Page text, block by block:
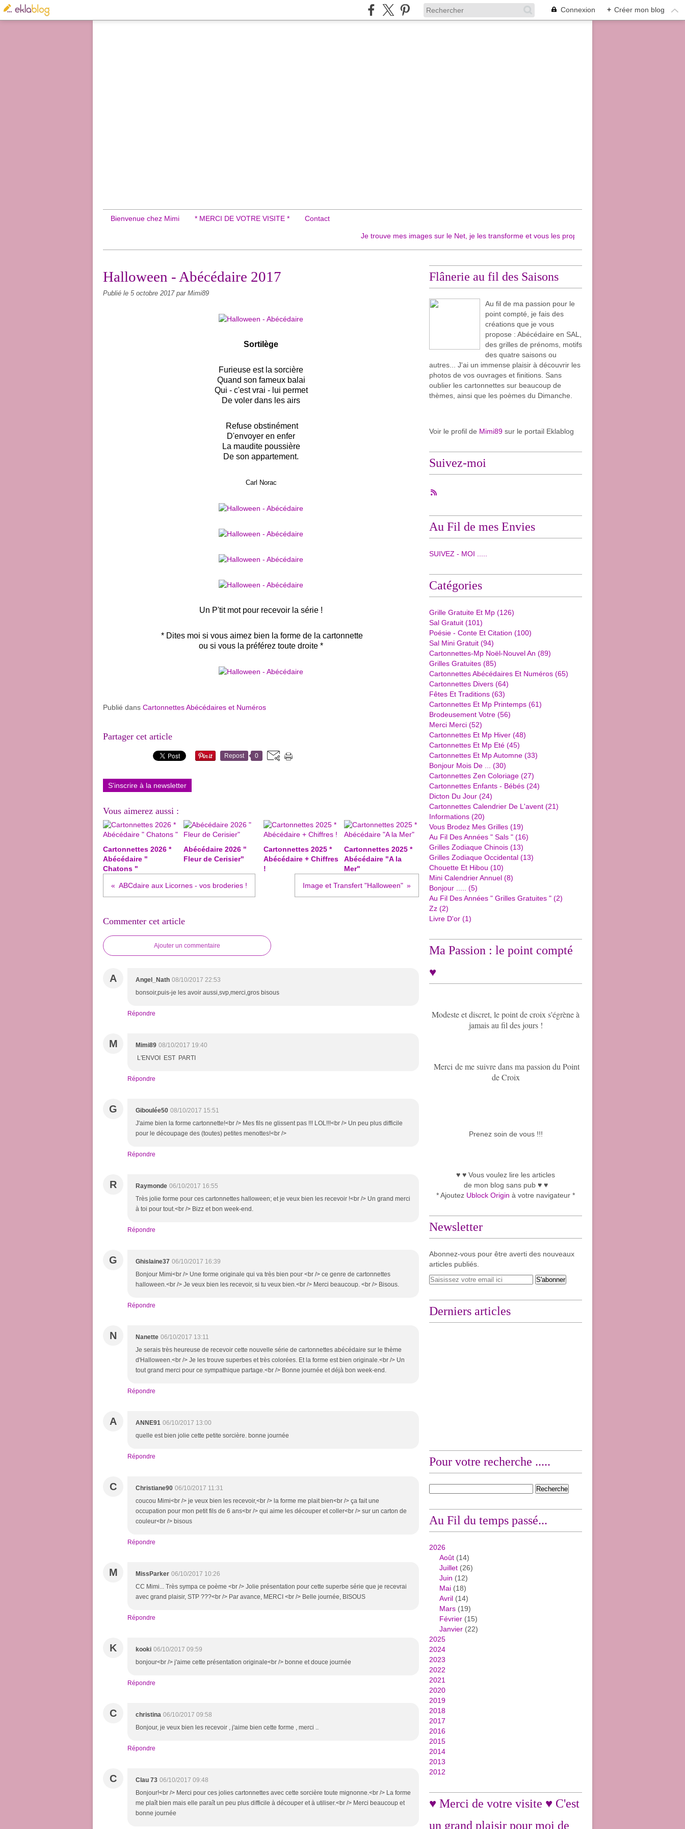
Connexion + Créer mon blog
Bienvenue chez Mimi * MERCI DE VOTRE VISITE * Contact
Je trouve mes images sur le Net, je les transforme et vous les propose en cartonnettes pour mon plaisir et
Halloween - Abécédaire 2017
Publié le 5 octobre 2017 par Mimi89
Sortilège
Furieuse est la sorcière
Quand son fameux balai
Qui - c'est vrai - lui permet
De voler dans les airs
Refuse obstinément
D'envoyer en enfer
La maudite poussière
De son appartement.
Carl Norac
Un P'tit mot pour recevoir la série !
* Dites moi si vous aimez bien la forme de la cartonnette
ou si vous la préférez toute droite *
Publié dans Cartonnettes Abécédaires et Numéros
Partager cet article
Repost 0
S'inscrire à la newsletter
Vous aimerez aussi :
Cartonnettes 2026 *
Abécédaire "
Chatons "
Abécédaire 2026 "
Fleur de Cerisier"
Cartonnettes 2025 *
Abécédaire + Chiffres
!
Cartonnettes 2025 *
Abécédaire "A la
Mer"
ABCdaire aux Licornes - vos broderies ! Image et Transfert "Halloween"
Commenter cet article
Ajouter un commentaire
A Angel_Nath 08/10/2017 22:53
bonsoir,puis-je les avoir aussi,svp,merci,gros bisous
Répondre
M Mimi89 08/10/2017 19:40
L'ENVOI EST PARTI
Répondre
G Giboulée50 08/10/2017 15:51
J'aime bien la forme cartonnette!<br /> Mes fils ne glissent pas !!! LOL!!!<br /> Un peu plus difficile
pour le découpage des (toutes) petites menottes!<br />
Répondre
R Raymonde 06/10/2017 16:55
Très jolie forme pour ces cartonnettes halloween; et je veux bien les recevoir !<br /> Un grand merci
à toi pour tout.<br /> Bizz et bon week-end.
Répondre
G Ghislaine37 06/10/2017 16:39
Bonjour Mimi<br /> Une forme originale qui va très bien pour <br /> ce genre de cartonnettes
halloween.<br /> Je veux bien les recevoir, si tu veux bien.<br /> Merci beaucoup. <br /> Bisous.
Répondre
N Nanette 06/10/2017 13:11
Je serais très heureuse de recevoir cette nouvelle série de cartonnettes abécédaire sur le thème
d'Halloween.<br /> Je les trouve superbes et très colorées. Et la forme est bien originale.<br /> Un
tout grand merci pour ce sympathique partage.<br /> Bonne journée et déjà bon week-end.
Répondre
A ANNE91 06/10/2017 13:00
quelle est bien jolie cette petite sorcière. bonne journée
Répondre
C Christiane90 06/10/2017 11:31
coucou Mimi<br /> je veux bien les recevoir,<br /> la forme me plait bien<br /> ça fait une
occupation pour mon petit fils de 6 ans<br /> qui aime les découper et coller<br /> sur un carton de
couleur<br /> bisous
Répondre
M MissParker 06/10/2017 10:26
CC Mimi... Très sympa ce poème <br /> Jolie présentation pour cette superbe série que je recevrai
avec grand plaisir, STP ???<br /> Par avance, MERCI <br /> Belle journée, BISOUS
Répondre
K kooki 06/10/2017 09:59
bonjour<br /> j'aime cette présentation originale<br /> bonne et douce journée
Répondre
C christina 06/10/2017 09:58
Bonjour, je veux bien les recevoir , j'aime bien cette forme , merci ..
Répondre
C Clau 73 06/10/2017 09:48
Bonjour!<br /> Merci pour ces jolies cartonnettes avec cette sorcière toute mignonne.<br /> La forme
me plaît bien mais elle paraît un peu plus difficile à découper et à utiliser.<br /> Merci beaucoup et
bonne journée
Flânerie au fil des Saisons
Au fil de ma passion pour le
point compté, je fais des
créations que je vous
propose : Abécédaire en SAL,
des grilles de prénoms, motifs
des quatre saisons ou
autres... J'ai un immense plaisir à découvrir les
photos de vos ouvrages et finitions. Sans
oublier les cartonnettes sur beaucoup de
thèmes, ainsi que les poèmes du Dimanche.
Voir le profil de Mimi89 sur le portail Eklablog
Suivez-moi
Au Fil de mes Envies
SUIVEZ - MOI .....
Catégories
Grille Gratuite Et Mp (126)
Sal Gratuit (101)
Poésie - Conte Et Citation (100)
Sal Mini Gratuit (94)
Cartonnettes-Mp Noël-Nouvel An (89)
Grilles Gratuites (85)
Cartonnettes Abécédaires Et Numéros (65)
Cartonnettes Divers (64)
Fêtes Et Traditions (63)
Cartonnettes Et Mp Printemps (61)
Brodeusement Votre (56)
Merci Merci (52)
Cartonnettes Et Mp Hiver (48)
Cartonnettes Et Mp Eté (45)
Cartonnettes Et Mp Automne (33)
Bonjour Mois De ...
(30)
Cartonnettes Zen Coloriage (27)
Cartonnettes Enfants - Bébés (24)
Dicton Du Jour (24)
Cartonnettes Calendrier De L'avent (21)
Informations (20)
Vous Brodez Mes Grilles (19)
Au Fil Des Années " Sals " (16)
Grilles Zodiaque Chinois (13)
Grilles Zodiaque Occidental (13)
Chouette Et Hibou (10)
Mini Calendrier Annuel (8)
Bonjour .....
(5)
Au Fil Des Années " Grilles Gratuites " (2)
Zz (2)
Livre D'or (1)
Ma Passion : le point compté
♥
Modeste et discret, le point de croix s'égrène à
jamais au fil des jours !
Merci de me suivre dans ma passion du Point
de Croix
Prenez soin de vous !!!
♥ ♥ Vous voulez lire les articles
de mon blog sans pub ♥ ♥
* Ajoutez Ublock Origin à votre navigateur *
Newsletter
Abonnez-vous pour être averti des nouveaux
articles publiés.
Derniers articles
Pour votre recherche .....
Au Fil du temps passé...
2026
Août (14)
Juillet (26)
Juin (12)
Mai (18)
Avril (14)
Mars (19)
Février (15)
Janvier (22)
2025
2024
2023
2022
2021
2020
2019
2018
2017
2016
2015
2014
2013
2012
♥ Merci de votre visite ♥ C'est
un grand plaisir pour moi de